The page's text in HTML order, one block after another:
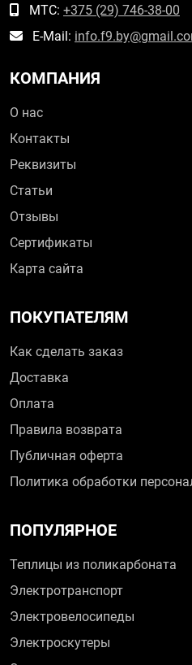
МТС: +375 (29) 746-38-00
E-Mail:
КОМПАНИЯ
О нас
Контакты
Реквизиты
Статьи
Отзывы
Сертификаты
Карта сайта
ПОКУПАТЕЛЯМ
Как сделать заказ
Доставка
Оплата
Правила возврата
Публичная оферта
Политика обработки
ПОПУЛЯРНОЕ
Теплицы из поликарбоната
Электротранспорт
Электровелосипеды
Электроскутеры